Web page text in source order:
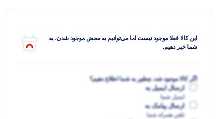
این کالا فعلا موجود نیست اما می‌توانیم به محض موجود شدن، به
شما خبر دهیم.
اگر کالا موجود شد، چطور به شما اطلاع دهیم؟
ارسال ایمیل به
ایمیل شما
ارسال پیامک به
تلفن همراه شما
در حال اتصال...